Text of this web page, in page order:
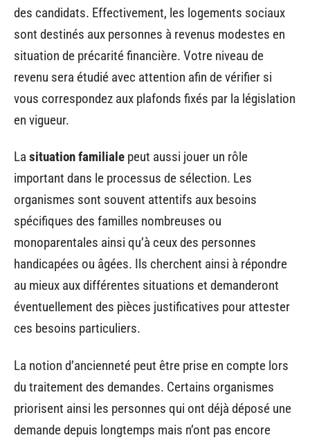
des candidats. Effectivement, les logements sociaux
sont destinés aux personnes à revenus modestes en
situation de précarité financière. Votre niveau de
revenu sera étudié avec attention afin de vérifier si
vous correspondez aux plafonds fixés par la législation
en vigueur.
La situation familiale peut aussi jouer un rôle
important dans le processus de sélection. Les
organismes sont souvent attentifs aux besoins
spécifiques des familles nombreuses ou
monoparentales ainsi qu’à ceux des personnes
handicapées ou âgées. Ils cherchent ainsi à répondre
au mieux aux différentes situations et demanderont
éventuellement des pièces justificatives pour attester
ces besoins particuliers.
La notion d’ancienneté peut être prise en compte lors
du traitement des demandes. Certains organismes
priorisent ainsi les personnes qui ont déjà déposé une
demande depuis longtemps mais n’ont pas encore